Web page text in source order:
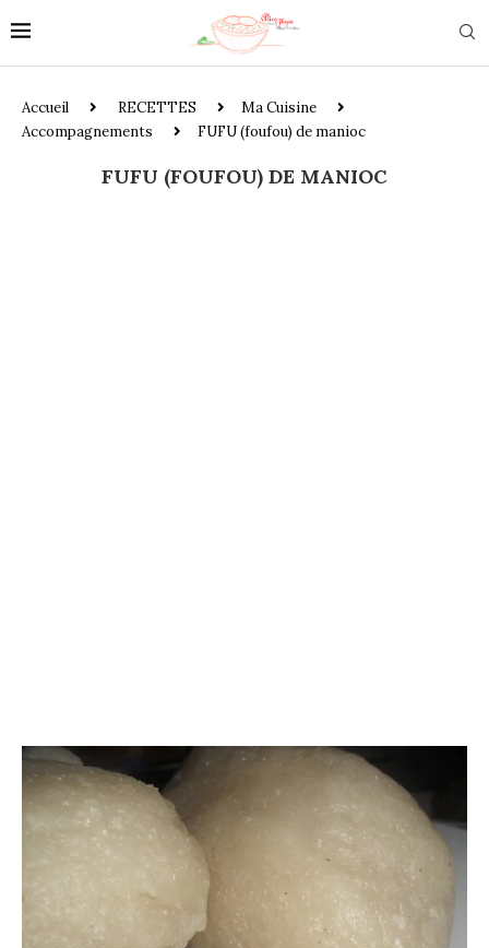
Accueil RECETTES
Ma Cuisine
Accompagnements
FUFU (foufou) de manioc
FUFU (FOUFOU) DE MANIOC